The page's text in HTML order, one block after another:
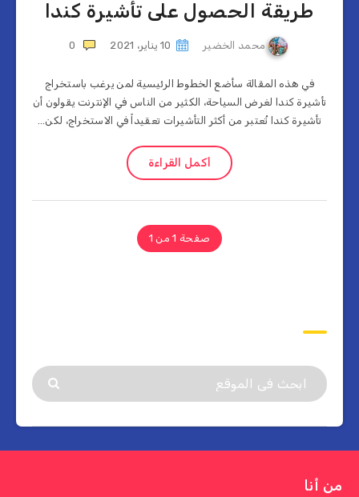
طريقة الحصول على تأشيرة كندا
محمد الخضير 10 يناير، 2021 0
في هذه المقالة سأضع الخطوط الرئيسية لمن يرغب باستخراج
تأشيرة كندا لغرض السياحة، الكثير من الناس في الإنترنت يقولون أن
تأشيرة كندا تُعتبر من أكثر التأشيرات تعقيداً في الاستخراج، لكن…
أكمل القراءة
صفحة 1 من 1
من أنا